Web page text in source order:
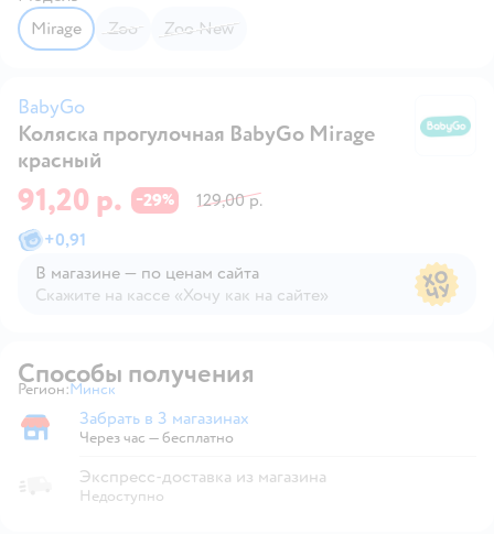
Mirage
Zoo Zoo New
BabyGo
Коляска прогулочная BabyGo Mirage
красный
91,20 р. −29%
129,00 р.
+0,91
В магазине — по ценам сайта
Скажите на кассе «Хочу как на сайте»
Способы получения
Регион: Выбор адреса доставки.
Минск
Забрать в магазине
Забрать в 3 магазинах
Через час — бесплатно
Экспресс-доставка из магазина
Недоступно